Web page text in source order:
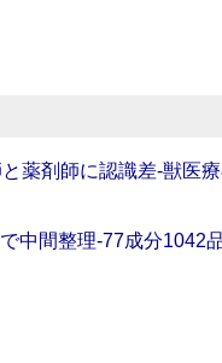
薬剤師に認識差‐獣医
中間整理‐77成分1042